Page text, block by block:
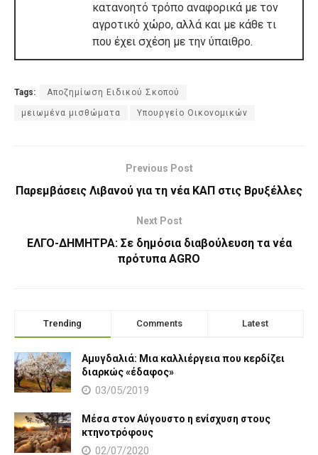
κατανοητό τρόπο αναφορικά με τον
αγροτικό χώρο, αλλά και με κάθε τι
που έχει σχέση με την ύπαιθρο.
Tags: Αποζημίωση Ειδικού Σκοπού
μειωμένα μισθώματα Υπουργείο Οικονομικών
Previous Post
Παρεμβάσεις Λιβανού για τη νέα ΚΑΠ στις Βρυξέλλες
Next Post
ΕΛΓΟ-ΔΗΜΗΤΡΑ: Σε δημόσια διαβούλευση τα νέα
πρότυπα AGRO
Trending Comments Latest
Αμυγδαλιά: Μια καλλιέργεια που κερδίζει
διαρκώς «έδαφος»
03/05/2019
Μέσα στον Αύγουστο η ενίσχυση στους
κτηνοτρόφους
02/07/2020